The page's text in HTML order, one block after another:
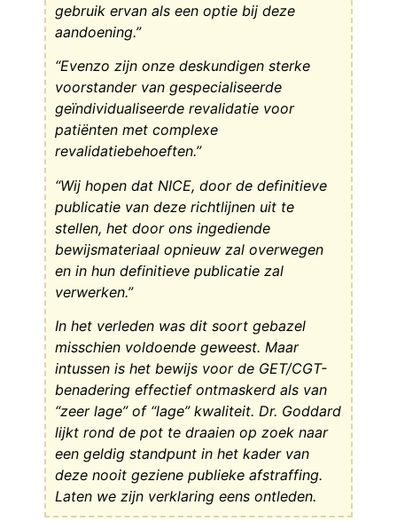
gebruik ervan als een optie bij deze
aandoening.”
“Evenzo zijn onze deskundigen sterke
voorstander van gespecialiseerde
geïndividualiseerde revalidatie voor
patiënten met complexe
revalidatiebehoeften.”
“Wij hopen dat NICE, door de definitieve
publicatie van deze richtlijnen uit te
stellen, het door ons ingediende
bewijsmateriaal opnieuw zal overwegen
en in hun definitieve publicatie zal
verwerken.”
In het verleden was dit soort gebazel
misschien voldoende geweest. Maar
intussen is het bewijs voor de GET/CGT-
benadering effectief ontmaskerd als van
“zeer lage” of “lage” kwaliteit. Dr. Goddard
lijkt rond de pot te draaien op zoek naar
een geldig standpunt in het kader van
deze nooit geziene publieke afstraffing.
Laten we zijn verklaring eens ontleden.